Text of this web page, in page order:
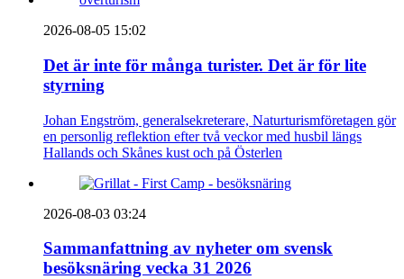
2026-08-05 15:02
Det är inte för många turister. Det är för lite
styrning
Johan Engström, generalsekreterare, Naturturismföretagen gör
en personlig reflektion efter två veckor med husbil längs
Hallands och Skånes kust och på Österlen
2026-08-03 03:24
Sammanfattning av nyheter om svensk
besöksnäring vecka 31 2026